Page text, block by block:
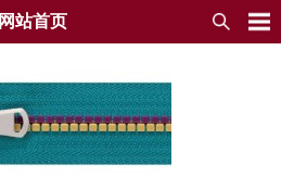
网站首页